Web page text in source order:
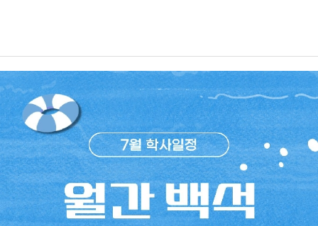
다. 또한 광복절을 맞아 우리가 누리는 자유와 나라의 소중함을 되새기
며, 의미 있는 하루를 보내는 것도 좋겠습니다. 남은 방학 동안 충분한 휴
식과 함께 새 학기를 위한 준비도 차근차근 이어가시길 바라며, 여러분
모두 건강하고 알찬 8월을 보내시기를 백녹담이 응원하겠습니다!
담: 항공서비스전공 학생들이 가장 많이 하는 고민은 무엇인가요?재학
생: 현재 3학년이다 보니 저 역시 취업 준비에 대한 고민이 가장 큽니다.
저뿐만 아니라 주변 학우들도 비슷한 고민을 많이 하는 것 같습니다. 토
익 점수를 먼저 준비하는 것이 좋을지, 실무 경험을 쌓기 위해 아르바이
트를 하는 것이 좋을지, 자격증을 취득하거나 해외 취업 프로그램에 참여
하는 것이 도움이 될지 등 어떤 경험을 우선적으로 준비해야 취업 경쟁력
을 높일 수 있을지 많이 고민하게 됩니다.항공서비스 분야는 준비해야 할